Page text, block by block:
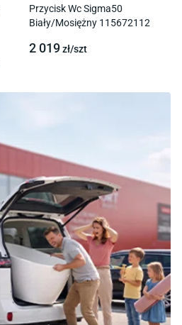
Przycisk Wc Sigma50
Biały/Mosiężny 115672112
2 019zł/szt